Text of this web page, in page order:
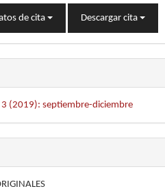
de cita Descargar cita
(2019): septiembre-diciembre